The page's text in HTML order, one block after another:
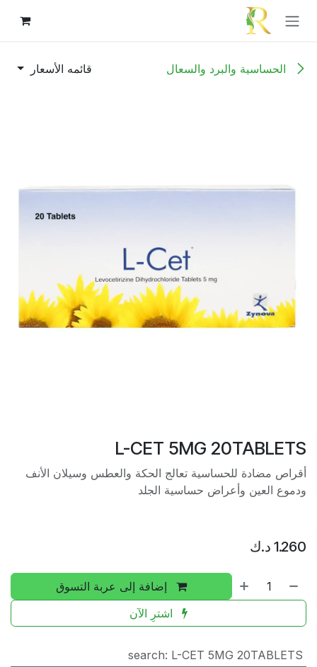
تخطي للذهاب إلى المحتوى
الحساسية والبرد والسعال قائمه الأسعار
L-CET 5MG 20TABLETS
أقراص مضادة للحساسية تعالج الحكة والعطس وسيلان الأنف
ودموع العين وأعراض حساسية الجلد
1.260 د.ك
إضافة إلى عربة التسوق
اشترِ الآن
search: L-CET 5MG 20TABLETS